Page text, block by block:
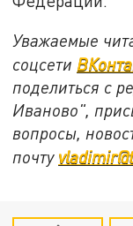
Уважаемые
соцсети
поделиться с
Иваново",
вопросы,
почту